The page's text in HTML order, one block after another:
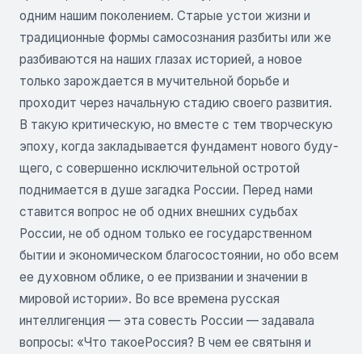
одним нашим поколением. Старые устои жизни и
традиционные формы самосознания разбиты или же
разбиваются на наших глазах историей, а новое
только зарождается в мучительной борьбе и
проходит через начальную стадию своего развития.
В такую критическую, но вместе с тем творческую
эпоху, когда закладывается фундамент нового буду­
щего, с совершенно исключительной остротой
подни­мается в душе загадка России. Перед нами
ставится вопрос не об одних внешних судьбах
России, не об одном только ее государствен­ном
бытии и экономическом благосостоянии, но обо всем
ее духовном облике, о ее призвании и значении в
мировой истории». Во все времена русская
интеллигенция — эта совесть России — задавала
вопросы: «Что такоеРоссия? В чем ее святыня и